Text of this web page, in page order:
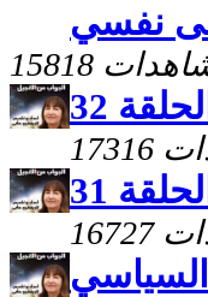
مشاهدات
32
31